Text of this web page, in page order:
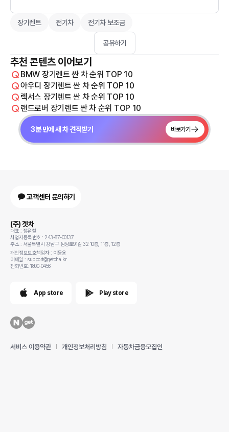
장기렌트 전기차 전기차 보조금
공유하기
추천 콘텐츠 이어보기
BMW 장기렌트 싼 차 순위 TOP 10
아우디 장기렌트 싼 차 순위 TOP 10
렉서스 장기렌트 싼 차 순위 TOP 10
랜드로버 장기렌트 싼 차 순위 TOP 10
3분 만에 새 차 견적받기 바로가기
고객센터 문의하기
(주) 겟차
대표 : 정유철
사업자등록번호 : 243-87-00137
주소 : 서울특별시 강남구 삼성로91길 32 10층, 11층, 12층
개인정보보호책임자 : 이동용
이메일 : support@getcha.kr
전화번호: 1800-0456
App store Play store
서비스 이용약관 개인정보처리방침 자동차금융모집인